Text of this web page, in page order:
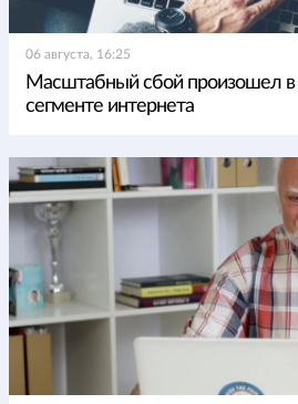
06 августа, 16:25
Масштабный сбой произошел в
сегменте интернета